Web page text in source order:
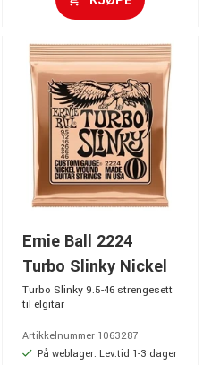
Ernie Ball 2224
Turbo Slinky Nickel
Turbo Slinky 9.5-46 strengesett
til elgitar
Artikkelnummer 1063287
På weblager. Lev.tid 1-3 dager